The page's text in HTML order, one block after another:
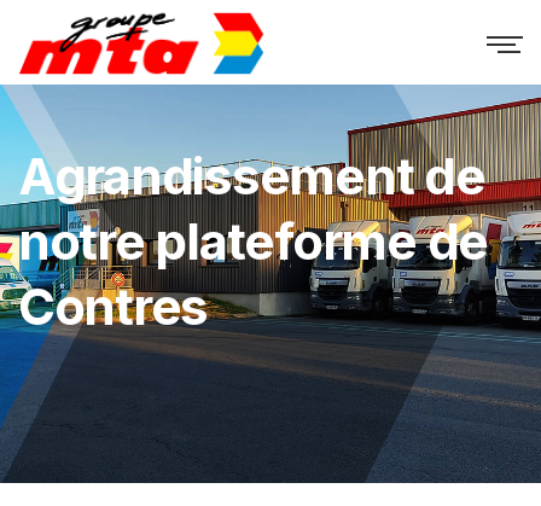
Agrandissement de
notre plateforme de
Contres